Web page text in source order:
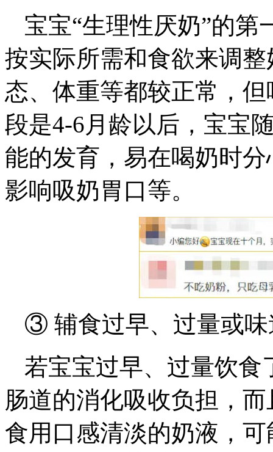
宝宝“生理性厌奶”的第
按实际所需和食欲来调
态、体重等都较正常，
段是4-6月龄以后，宝宝
能的发育，易在喝奶时
影响吸奶胃口等。
③ 辅食过早、过量或味
若宝宝过早、过量饮食
肠道的消化吸收负担，
食用口感清淡的奶液，